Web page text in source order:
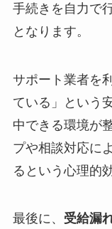
手続きを自力で
となります。
サポート業者を
ている」という
中できる環境が
プや相談対応に
るという心理的
最後に、 受給漏